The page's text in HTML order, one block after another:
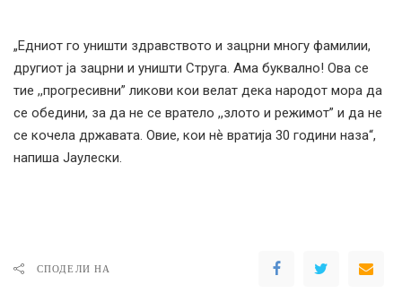
„Едниот го уништи здравството и зацрни многу фамилии,
другиот ја зацрни и уништи Струга. Ама буквално! Ова се
тие ,,прогресивни” ликови кои велат дека народот мора да
се обедини, за да не се вратело ,,злото и режимот” и да не
се кочела државата. Овие, кои нѐ вратија 30 години наза“,
напиша Јаулески.
СПОДЕЛИ НА